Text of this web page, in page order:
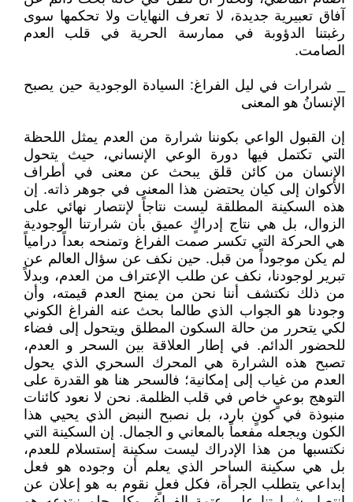
آفاق تعبيرية جديدة، لا تعرف النهايات ولا تحكمها سوى
رغبتنا الدؤوبة في ممارسة الحرية في قلب العدم
الصامت.
_ شرارات في ليل الفراغ: السيادة الوجودية حين يصبح
الإنسانُ هو المعنى
إن القبول الواعي بكوننا شرارة من العدم يمثل اللحظة
التي تكتمل فيها دورة الوعي الإنساني، حيث يتحول
الإنسان من كائن قلق يبحث عن معنى في أطراف
الأكوان إلى كيان يحتضن هذا المعنى في جوهر ذاته. إن
هذه السكينة المطلقة ليست نتاجاً لإنتصار نهائي على
الزوال، بل هي نتاج إدراكٍ عميق بأن شرارتنا الوجودية
هي الحركة التي تكسر صمت الفراغ وتمنحه بعداً درامياً
لم يكن موجوداً من قبل. حين نكف عن سؤال العالم عن
تبرير لوجودنا، نكف عن طلب الإعتراف من العدم، وبدلاً
من ذلك نكتشف أننا نحن من يمنح العدم قيمته، وأن
وجودنا هو الجواب الذي طالما بحث عنه الفراغ الكوني
لكي يتحرر من حالة السكون المطلق ويتحول إلى فضاء
للحضور الدائم. في إطار العلاقة بين السحر و العدم،
تصبح هذه الشرارة هي المحرك السحري الذي يحول
العدم من غياب إلى إمكانية؛ فالسحر هنا هو القدرة على
التوهج بوعيٍ خاص في قلب الظلمة. نحن لا نعود كائنات
منبوذة في كونٍ بارد، بل نصبح النبض الذي يحيي هذا
الكون ويجعله مفعماً بالمعاني و الجمال. إن السكينة التي
نكتسبها من هذا الإدراك ليست سكينة إستسلام للعدم،
بل هي سكينة الساحر الذي يعلم أن وجوده هو فعل
إبداعي يتطلب الجرأة، فكل فعلٍ نقوم به هو إعلان عن